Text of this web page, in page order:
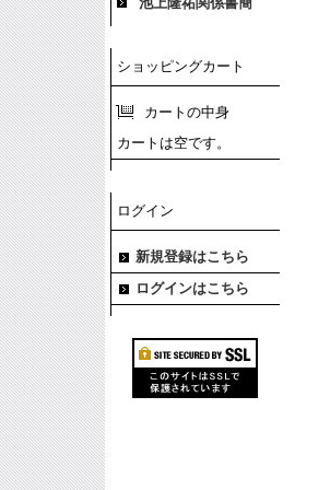
ショッピングカート
カートの中身
カートは空です。
ログイン
新規登録はこちら
ログインはこちら